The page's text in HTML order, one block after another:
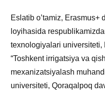
Eslatib o’tamiz, Erasmus+
loyihasida
texnologiyalari universiteti,
“Toshkent irrigatsiya va
mexanizatsiyalash
universiteti, Qoraqalpoq